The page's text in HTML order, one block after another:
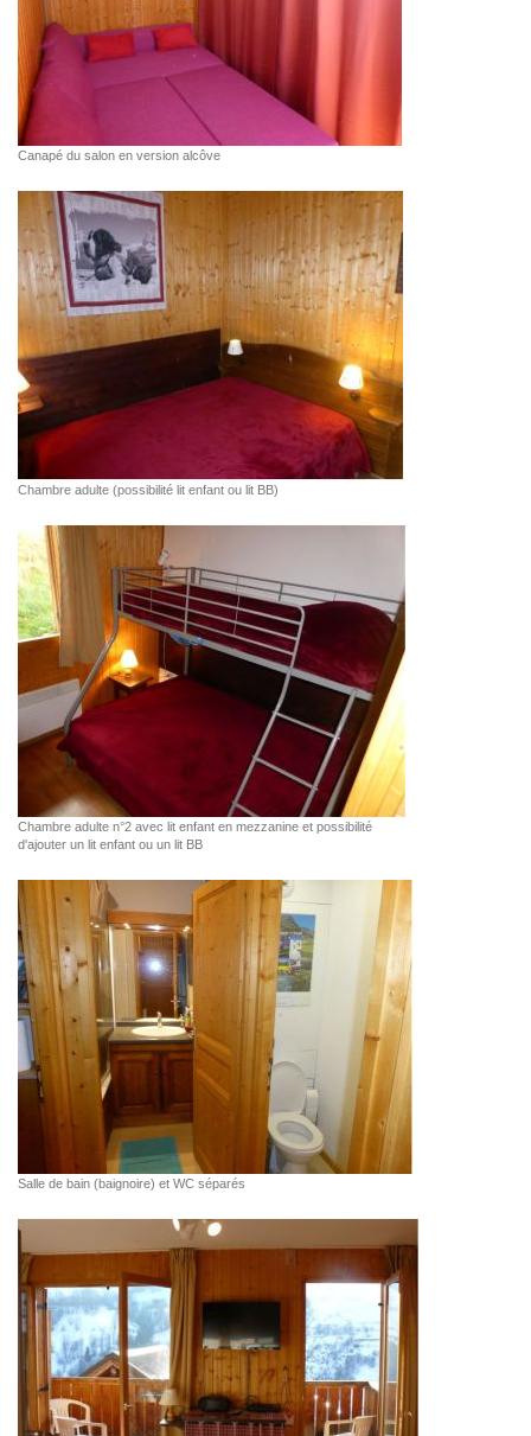
Canapé du salon en version alcôve
Chambre adulte (possibilité lit enfant ou lit BB)
Chambre adulte n°2 avec lit enfant en mezzanine et possibilité
d'ajouter un lit enfant ou un lit BB
Salle de bain (baignoire) et WC séparés